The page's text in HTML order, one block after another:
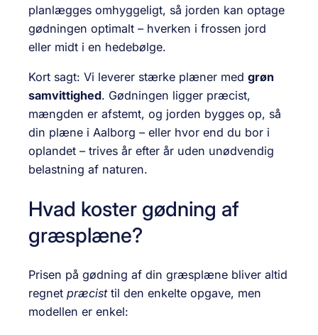
planlægges omhyggeligt, så jorden kan optage
gødningen optimalt – hverken i frossen jord
eller midt i en hedebølge.
Kort sagt: Vi leverer stærke plæner med grøn
samvittighed. Gødningen ligger præcist,
mængden er afstemt, og jorden bygges op, så
din plæne i Aalborg – eller hvor end du bor i
oplandet – trives år efter år uden unødvendig
belastning af naturen.
Hvad koster gødning af
græsplæne?
Prisen på gødning af din græsplæne bliver altid
regnet præcisttil den enkelte opgave, men
modellen er enkel: